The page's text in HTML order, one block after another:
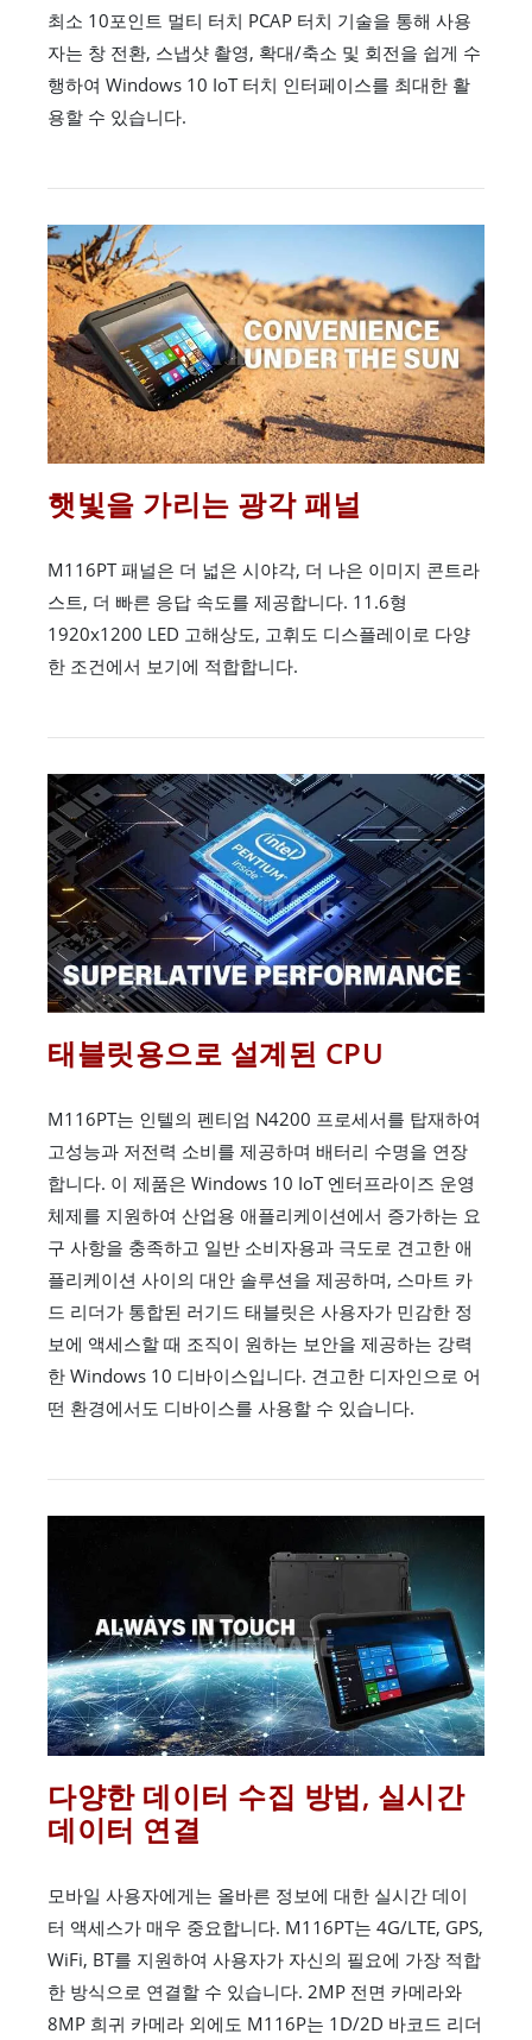
최소 10포인트 멀티 터치 PCAP 터치 기술을 통해 사용
자는 창 전환, 스냅샷 촬영, 확대/축소 및 회전을 쉽게 수
행하여 Windows 10 IoT 터치 인터페이스를 최대한 활
용할 수 있습니다.
햇빛을 가리는 광각 패널
M116PT 패널은 더 넓은 시야각, 더 나은 이미지 콘트라
스트, 더 빠른 응답 속도를 제공합니다. 11.6형
1920x1200 LED 고해상도, 고휘도 디스플레이로 다양
한 조건에서 보기에 적합합니다.
태블릿용으로 설계된 CPU
M116PT는 인텔의 펜티엄 N4200 프로세서를 탑재하여
고성능과 저전력 소비를 제공하며 배터리 수명을 연장
합니다. 이 제품은 Windows 10 IoT 엔터프라이즈 운영
체제를 지원하여 산업용 애플리케이션에서 증가하는 요
구 사항을 충족하고 일반 소비자용과 극도로 견고한 애
플리케이션 사이의 대안 솔루션을 제공하며, 스마트 카
드 리더가 통합된 러기드 태블릿은 사용자가 민감한 정
보에 액세스할 때 조직이 원하는 보안을 제공하는 강력
한 Windows 10 디바이스입니다. 견고한 디자인으로 어
떤 환경에서도 디바이스를 사용할 수 있습니다.
다양한 데이터 수집 방법, 실시간
데이터 연결
모바일 사용자에게는 올바른 정보에 대한 실시간 데이
터 액세스가 매우 중요합니다. M116PT는 4G/LTE, GPS,
WiFi, BT를 지원하여 사용자가 자신의 필요에 가장 적합
한 방식으로 연결할 수 있습니다. 2MP 전면 카메라와
8MP 희귀 카메라 외에도 M116P는 1D/2D 바코드 리더